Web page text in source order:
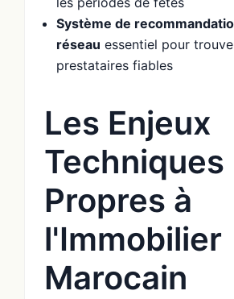
Système de
réseau essentiel pour
prestataires fiables
Les Enjeux
Techniques
Propres à
l'Immobilier
Marocain